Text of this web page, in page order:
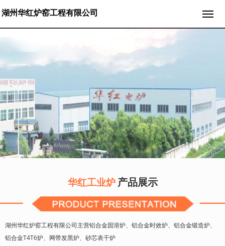
湖州华红炉窑工程有限公司
华红工业炉 产品展示
湖州华红炉窑工程有限公司主营铝合金固溶炉、铝合金时效炉、铝合金锻造炉、
铝合金T4T6炉、网带发黑炉、砂芯表干炉